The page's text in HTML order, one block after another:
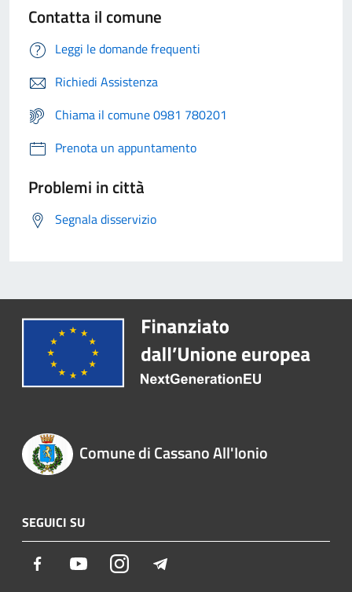
Contatta il comune
Leggi le domande frequenti
Richiedi Assistenza
Chiama il comune 0981 780201
Prenota un appuntamento
Problemi in città
Segnala disservizio
Comune di Cassano All'Ionio
SEGUICI SU
Facebook YoutubeInstagram